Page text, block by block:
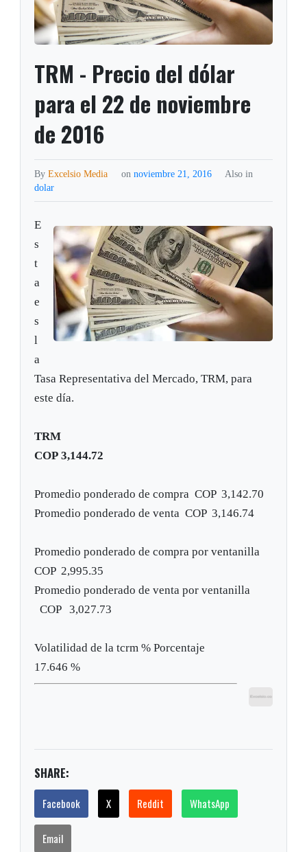
TRM - Precio del dólar
para el 22 de noviembre
de 2016
ByExcelsio Media on noviembre 21, 2016
Also in
dolar
E
s
t
a
e
s
l
a
Tasa Representativa del Mercado, TRM, para
este día.
TRM
COP 3,144.72
Promedio ponderado de compra COP 3,142.70
Promedio ponderado de venta COP 3,146.74
Promedio ponderado de compra por ventanilla
COP 2,995.35
Promedio ponderado de venta por ventanilla
COP
3,027.73
Volatilidad de la tcrm % Porcentaje
17.646 %
SHARE:
Facebook X Reddit WhatsApp
Email